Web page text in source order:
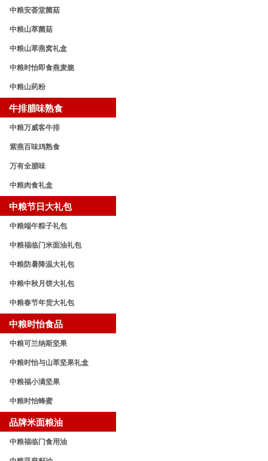
中粮安荟堂菌菇
中粮山萃菌菇
中粮山萃燕窝礼盒
中粮时怡即食燕麦脆
中粮山药粉
牛排腊味熟食
中粮万威客牛排
紫燕百味鸡熟食
万有全腊味
中粮肉食礼盒
中粮节日大礼包
中粮端午粽子礼包
中粮福临门米面油礼包
中粮防暑降温大礼包
中粮中秋月饼大礼包
中粮春节年货大礼包
中粮时怡食品
中粮可兰纳斯坚果
中粮时怡与山萃坚果礼盒
中粮福小满坚果
中粮时怡蜂蜜
品牌米面粮油
中粮福临门食用油